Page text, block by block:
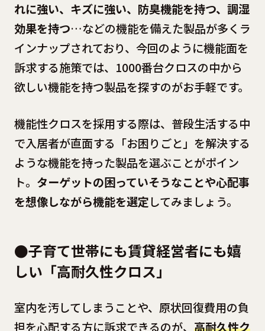
れに強い、キズに強い、防臭機能を持つ、調湿
効果を持つ…などの機能を備えた製品が多くラ
インナップされており、今回のように機能面を
訴求する施策では、1000番台クロスの中から
欲しい機能を持つ製品を探すのがお手軽です。
機能性クロスを採用する際は、普段生活する中
で入居者が直面する「お困りごと」を解決する
ような機能を持った製品を選ぶことがポイン
ト。 ターゲットの困っていそうなことや心配事
を想像しながら機能を選定してみましょう。
●子育て世帯にも賃貸経営者にも嬉
しい「高耐久性クロス」
室内を汚してしまうことや、原状回復費用の負
担を心配する方に訴求できるのが、 高耐久性ク